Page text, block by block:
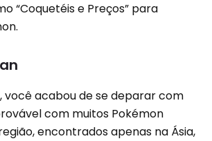
“Coquetéis e Preços” para
você acabou de se deparar com
com muitos Pokémon
encontrados apenas na Ásia,